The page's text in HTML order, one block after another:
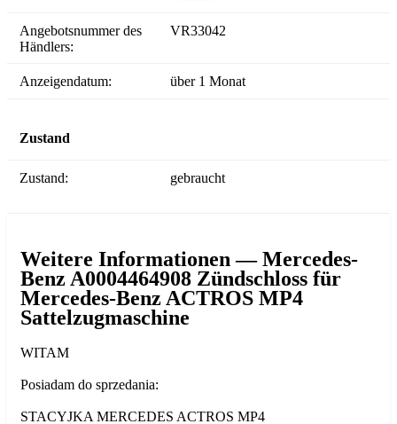
Angebotsnummer des
Händlers:
VR33042
Anzeigendatum: über 1 Monat
Zustand
Zustand: gebraucht
Weitere Informationen — Mercedes-
Benz A0004464908 Zündschloss für
Mercedes-Benz ACTROS MP4
Sattelzugmaschine
WITAM
Posiadam do sprzedania:
STACYJKA MERCEDES ACTROS MP4